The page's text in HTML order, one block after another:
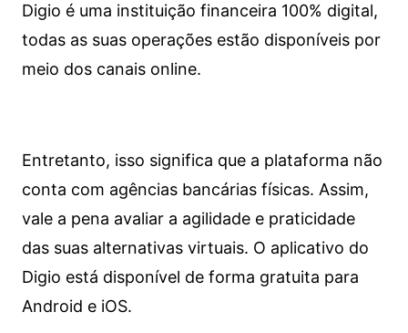
Digio é uma instituição financeira 100% digital,
todas as suas operações estão disponíveis por
meio dos canais online.
Entretanto, isso significa que a plataforma não
conta com agências bancárias físicas. Assim,
vale a pena avaliar a agilidade e praticidade
das suas alternativas virtuais. O aplicativo do
Digio está disponível de forma gratuita para
Android e iOS.